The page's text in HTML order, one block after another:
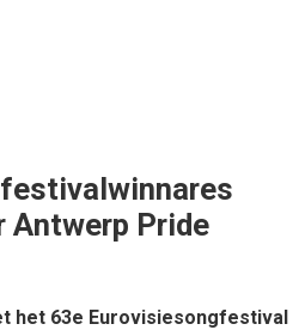
Antwerp Pride
het 63e Eurovisiesongfestival